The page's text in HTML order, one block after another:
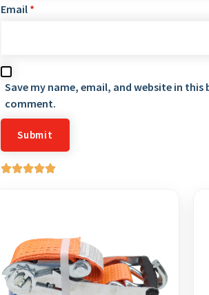
Email *
Save my name, email, and website in
comment.